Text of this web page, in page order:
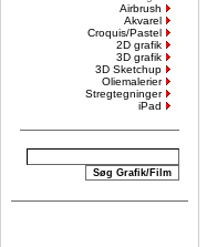
Airbrush
Akvarel
Croquis/Pastel
2D grafik
3D grafik
3D Sketchup
Oliemalerier
Stregtegninger
iPad